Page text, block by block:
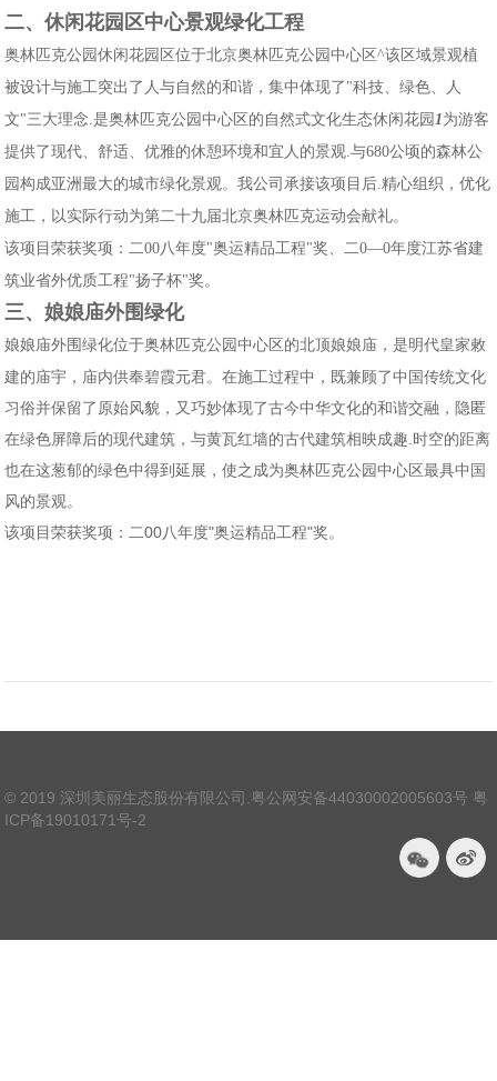
二、休闲花园区中心景观绿化工程
奥林匹克公园休闲花园区位于北京奥林匹克公园中心区^该区域景观植
被设计与施工突出了人与自然的和谐，集中体现了"科技、绿色、人
文"三大理念.是奥林匹克公园中心区的自然式文化生态休闲花园 1为游客
提供了现代、舒适、优雅的休憩环境和宜人的景观 .与680公顷的森林公
园构成亚洲最大的城市绿化景观。我公司承接该项目后 .精心组织，优化
施工，以实际行动为第二十九届北京奥林匹克运动会献礼。
该项目荣获奖项：二00八年度"奥运精品工程"奖、二0—0年度江苏省建
筑业省外优质工程"扬子杯"奖。
三、娘娘庙外围绿化
娘娘庙外围绿化位于奥林匹克公园中心区的北顶娘娘庙，是明代皇家敕
建的庙宇，庙内供奉碧霞元君。在施工过程中，既兼顾了中国传统文化
习俗并保留了原始风貌，又巧妙体现了古今中华文化的和谐交融，隐匿
在绿色屏障后的现代建筑，与黄瓦红墙的古代建筑相映成趣.时空的距离
也在这葱郁的绿色中得到延展，使之成为奥林匹克公园中心区最具中国
风的景观。
该项目荣获奖项：二00八年度"奥运精品工程"奖。
© 2019 深圳美丽生态股份有限公司. 粤公网安备44030002005603号 粤
ICP备19010171号-2